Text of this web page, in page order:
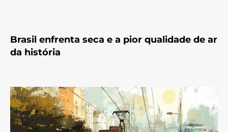
Brasil enfrenta seca e a pior qualidade de ar
da história